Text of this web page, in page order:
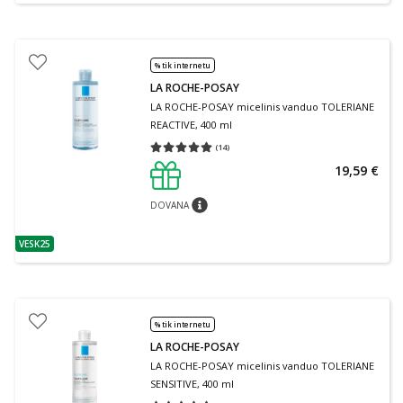
patarimas
VESK25
% tik internetu
LA ROCHE-POSAY
LA ROCHE-POSAY micelinis vanduo TOLERIANE
REACTIVE, 400 ml
(14)
Vidutinis įvertinimas 5.00
DOVANApatarimas
19,59 €
% tik internetu
LA ROCHE-POSAY
LA ROCHE-POSAY micelinis vanduo TOLERIANE
SENSITIVE, 400 ml